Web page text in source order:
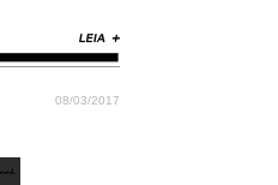
08/03/2017